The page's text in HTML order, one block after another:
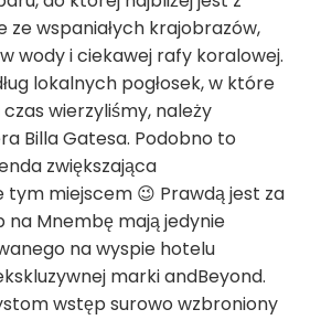
ze wspaniałych krajobrazów,
wody i ciekawej rafy koralowej.
lokalnych pogłosek, w które
czas wierzyliśmy, należy
Billa Gatesa. Podobno to
zwiększająca
tym miejscem 😉 Prawdą jest za
na Mnembę mają jedynie
na wyspie hotelu
marki andBeyond.
wstęp surowo wzbroniony